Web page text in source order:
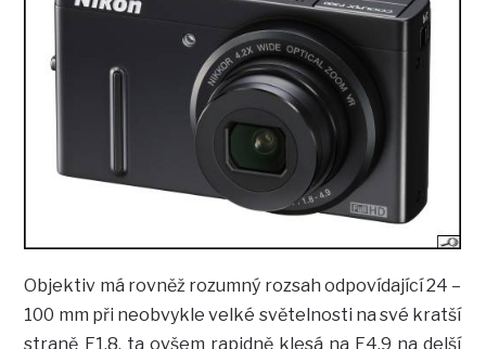
Objektiv má rovněž rozumný rozsah odpovídající 24 –
100 mm při neobvykle velké světelnosti na své kratší
straně F1.8, ta ovšem rapidně klesá na F4.9 na delší